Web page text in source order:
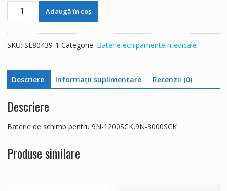
Cantitate
Baterie
pentru
1200SCK,9N-
3000SCK
Adaugă în coș
SKU: SL80439-1 Categorie: Baterie echipamente medicale
Descriere Informații suplimentare Recenzii (0)
Descriere
Baterie de schimb pentru 9N-1200SCK,9N-3000SCK
Produse similare